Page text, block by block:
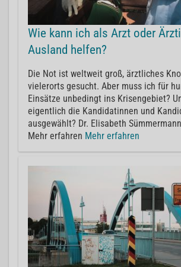
Wie kann ich als Arzt oder
Ausland helfen?
Die Not ist weltweit groß, ärztliches
vielerorts gesucht. Aber muss ich für
Einsätze unbedingt ins Krisengebiet?
eigentlich die Kandidatinnen und
ausgewählt? Dr. Elisabeth
Mehr erfahren Mehr erfahren